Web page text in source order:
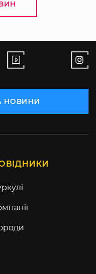
НОВИНИ